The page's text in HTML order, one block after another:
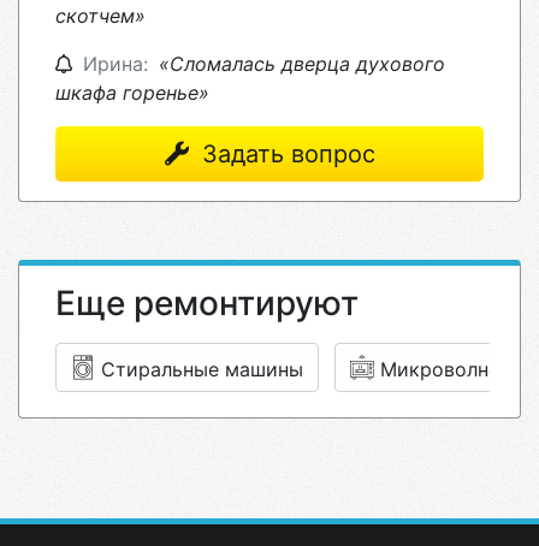
скотчем»
Ирина: «Сломалась дверца духового
шкафа горенье»
Задать вопрос
Еще ремонтируют
Стиральные машины Микроволновки